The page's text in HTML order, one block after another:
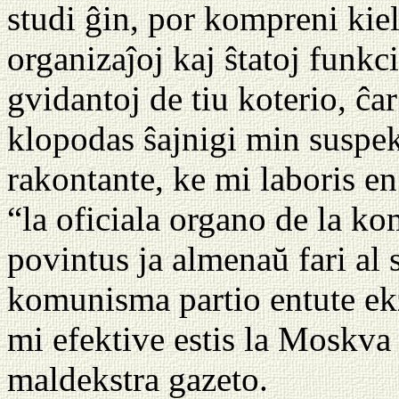
studi ĝin, por kompreni
organizaĵoj kaj ŝtatoj
gvidantoj de tiu koterio,
klopodas ŝajnigi min
rakontante, ke mi laboris
“la oficiala organo de la
povintus ja almenaŭ fari
komunisma partio entute
mi efektive estis la
maldekstra gazeto.